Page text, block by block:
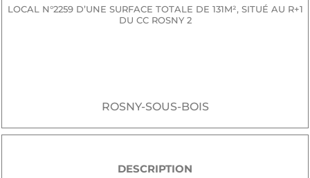
LOCAL N°2259 D’UNE SURFACE TOTALE DE 131M², SITUÉ AU R+1
DU CC ROSNY 2
ROSNY-SOUS-BOIS
DESCRIPTION